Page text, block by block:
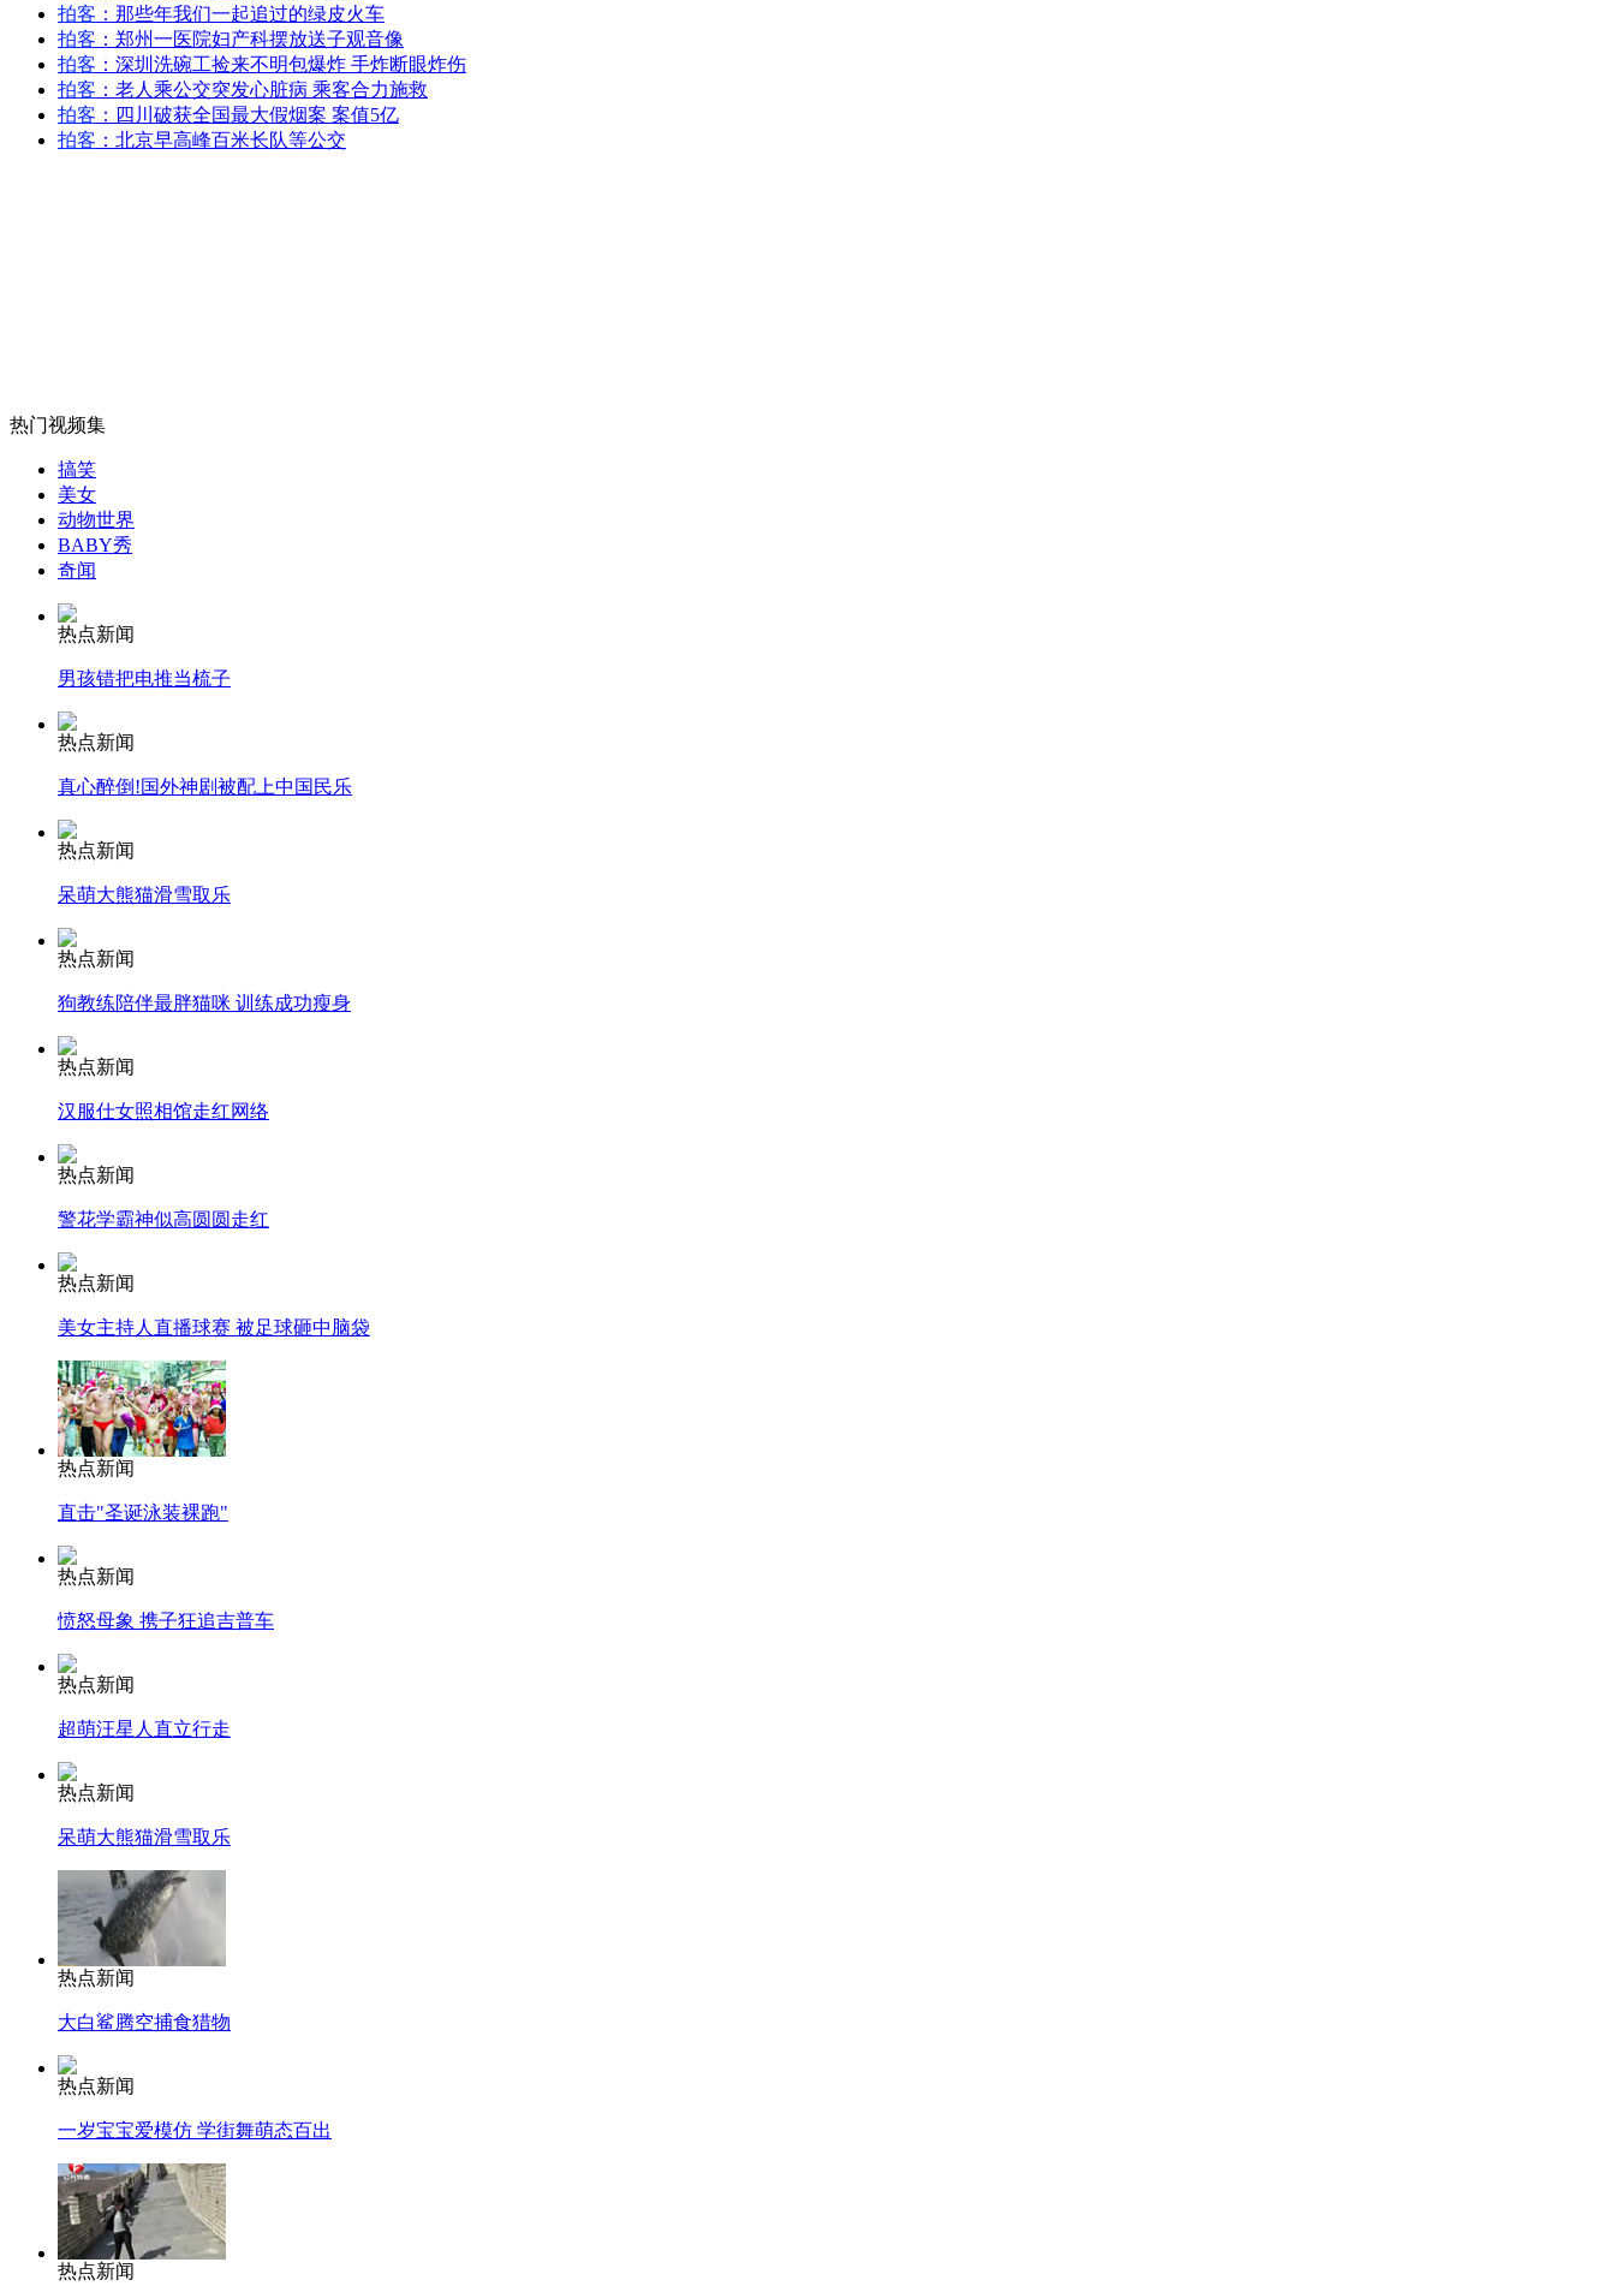
实录：李家法律顾问称对官司有信心
猫咪拒绝穿衣服躺地瞬间僵硬
外交部：反对强权政治霸凌主义
外交部：有关国家言论片面不公正
安徽一实载49人客车翻车
消防员救轻生者
司机酒驾遇交警 急速倒车逃窜
拍客 ：那些年我们一起追过的绿皮火车
拍客 ：郑州一医院妇产科摆放送子观音像
拍客 ：深圳洗碗工捡来不明包爆炸 手炸断眼炸伤
拍客 ：老人乘公交突发心脏病 乘客合力施救
拍客 ：四川破获全国最大假烟案 案值5亿
拍客 ：北京早高峰百米长队等公交
热门视频集
搞笑
美女
动物世界
BABY秀
奇闻
热点新闻
男孩错把电推当梳子
热点新闻
真心醉倒!国外神剧被配上中国民乐
热点新闻
呆萌大熊猫滑雪取乐
热点新闻
狗教练陪伴最胖猫咪 训练成功瘦身
热点新闻
汉服仕女照相馆走红网络
热点新闻
警花学霸神似高圆圆走红
热点新闻
美女主持人直播球赛 被足球砸中脑袋
热点新闻
直击"圣诞泳装裸跑"
热点新闻
愤怒母象 携子狂追吉普车
热点新闻
超萌汪星人直立行走
热点新闻
呆萌大熊猫滑雪取乐
热点新闻
大白鲨腾空捕食猎物
热点新闻
一岁宝宝爱模仿 学街舞萌态百出
热点新闻